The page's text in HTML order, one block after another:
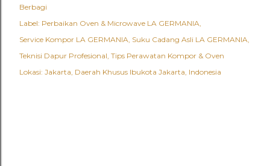
Berbagi
Label: Perbaikan Oven & Microwave LA GERMANIA
Service Kompor LA GERMANIA Suku Cadang Asli LA GERMANIA
Teknisi Dapur Profesional Tips Perawatan Kompor & Oven
Lokasi: Jakarta, Daerah Khusus Ibukota Jakarta, Indonesia